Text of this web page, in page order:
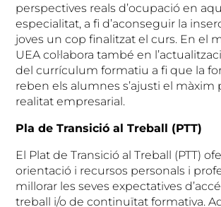
perspectives reals d’ocupació en
especialitat, a fi d’aconseguir la
joves un cop finalitzat el curs. En el
UEA col·labora també en
del currículum formatiu a fi que la
reben els alumnes s’ajusti el màxim
realitat empresarial.
Pla de Transició al Treball (PTT)
El Plat de Transició al Treball (PTT)
orientació i recursos personals i
millorar les seves expectatives
treball i/o de continuïtat formativa.